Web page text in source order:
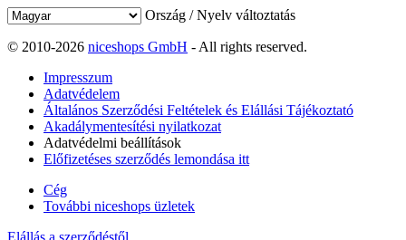
Ország / Nyelv változtatás
© 2010-2026 niceshops GmbH - All rights reserved.
Impresszum
Adatvédelem
Általános Szerződési Feltételek és Elállási Tájékoztató
Akadálymentesítési nyilatkozat
Adatvédelmi beállítások
Előfizetéses szerződés lemondása itt
Cég
További niceshops üzletek